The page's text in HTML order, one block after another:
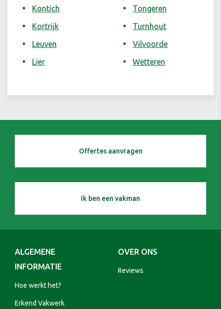
Kontich
Kortrijk
Leuven
Lier
Tongeren
Turnhout
Vilvoorde
Wetteren
Offertes aanvragen
Ik ben een vakman
ALGEMENE
INFORMATIE
Hoe werkt het?
Erkend Vakwerk
OVER ONS
Reviews